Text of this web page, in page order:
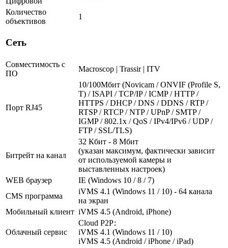
Количество
объективов
1
Сеть
Совместимость с
ПО
Macroscop | Trassir | ITV
Порт RJ45
10/100Мбит (Novicam / ONVIF (Profile S,
T) / ISAPI / TCP/IP / ICMP / HTTP /
HTTPS / DHCP / DNS / DDNS / RTP /
RTSP / RTCP / NTP / UPnP / SMTP /
IGMP / 802.1x / QoS / IPv4/IPv6 / UDP /
FTP / SSL/TLS)
Битрейт на канал
32 Кбит - 8 Мбит
(указан максимум, фактически зависит
от используемой камеры и
выставленных настроек)
WEB браузер
IE (Windows 10 / 8 / 7)
CMS программа
iVMS 4.1 (Windows 11 / 10) - 64 канала
на экран
Мобильный клиент iVMS 4.5 (Android, iPhone)
Облачный сервис
Cloud Р2Р:
iVMS 4.1 (Windows 11 / 10)
iVMS 4.5 (Android / iPhone / iPad)